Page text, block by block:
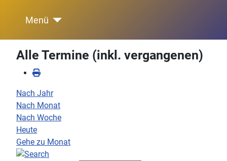
Menü
Alle Termine (inkl. vergangenen)
Nach Jahr
Nach Monat
Nach Woche
Heute
Gehe zu Monat